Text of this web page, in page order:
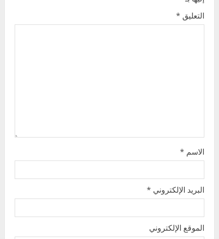
g
التعليق *
الاسم *
البريد الإلكتروني *
الموقع الإلكتروني